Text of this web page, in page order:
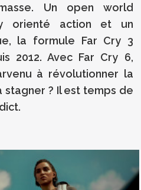
Un open world
orienté action et un
la formule Far Cry 3
2012. Avec Far Cry 6,
à révolutionner la
stagner ? Il est temps de